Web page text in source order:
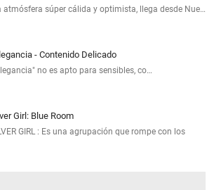
atmósfera súper cálida y optimista, llega desde Nue…
- Contenido Delicado
no es apto para sensibles, co…
Girl: Blue Room
GIRL : Es una agrupación que rompe con los